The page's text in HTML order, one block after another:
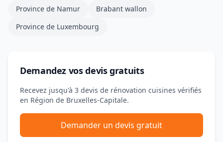
Province de Namur
Brabant wallon
Province de Luxembourg
Demandez vos devis gratuits
Recevez jusqu'à 3 devis de rénovation cuisines vérifiés
en Région de Bruxelles-Capitale.
Demander un devis gratuit